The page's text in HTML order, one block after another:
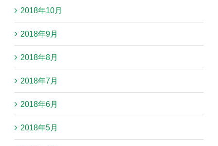
2018年10月
2018年9月
2018年8月
2018年7月
2018年6月
2018年5月